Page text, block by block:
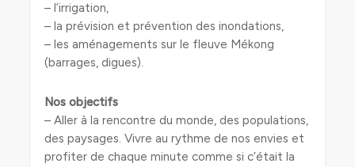
– l’irrigation,
– la prévision et prévention des inondations,
– les aménagements sur le fleuve Mékong
(barrages, digues).
Nos objectifs
– Aller à la rencontre du monde, des populations,
des paysages. Vivre au rythme de nos envies et
profiter de chaque minute comme si c’était la